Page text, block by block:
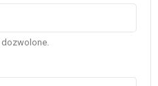
dozwolone.